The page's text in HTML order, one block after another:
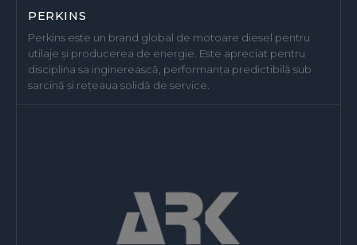
PERKINS
Perkins este un brand global de motoare diesel pentru
utilaje și producerea de energie. Este apreciat pentru
disciplina sa inginerească, performanța predictibilă sub
sarcină și rețeaua solidă de service.